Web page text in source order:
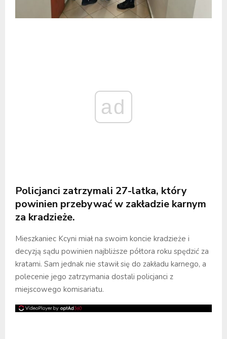
ad
Policjanci zatrzymali 27-latka, który
powinien przebywać w zakładzie karnym
za kradzieże.
Mieszkaniec Kcyni miał na swoim koncie kradzieże i
decyzją sądu powinien najbliższe półtora roku spędzić za
kratami. Sam jednak nie stawił się do zakładu karnego, a
polecenie jego zatrzymania dostali policjanci z
miejscowego komisariatu.